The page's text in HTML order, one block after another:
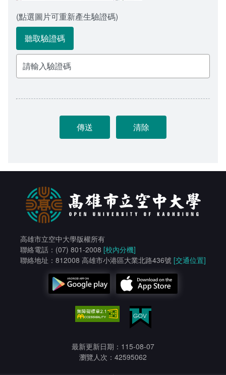
(點選圖片可重新產生驗證碼)
聽取驗證碼
高雄市立空中大學版權所有
聯絡電話：(07) 801-2008 [校內分機]
聯絡地址：812008 高雄市小港區大業北路436號 [交通位置]
最新更新日期：115-08-07
瀏覽人次：42595062